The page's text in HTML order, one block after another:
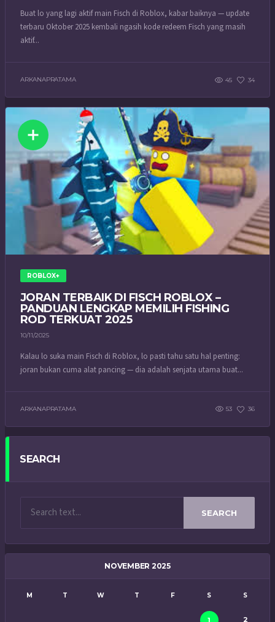
Buat lo yang lagi aktif main Fisch di Roblox, kabar baiknya — update
terbaru Oktober 2025 kembali ngasih kode redeem Fisch yang masih
aktif...
ARKANAPRATAMA 45 34
ROBLOX+
JORAN TERBAIK DI FISCH ROBLOX –
PANDUAN LENGKAP MEMILIH FISHING
ROD TERKUAT 2025
10/11/2025
Kalau lo suka main Fisch di Roblox, lo pasti tahu satu hal penting:
joran bukan cuma alat pancing — dia adalah senjata utama buat...
ARKANAPRATAMA 53 36
SEARCH
SEARCH
NOVEMBER 2025
M T W T F S S
1 2